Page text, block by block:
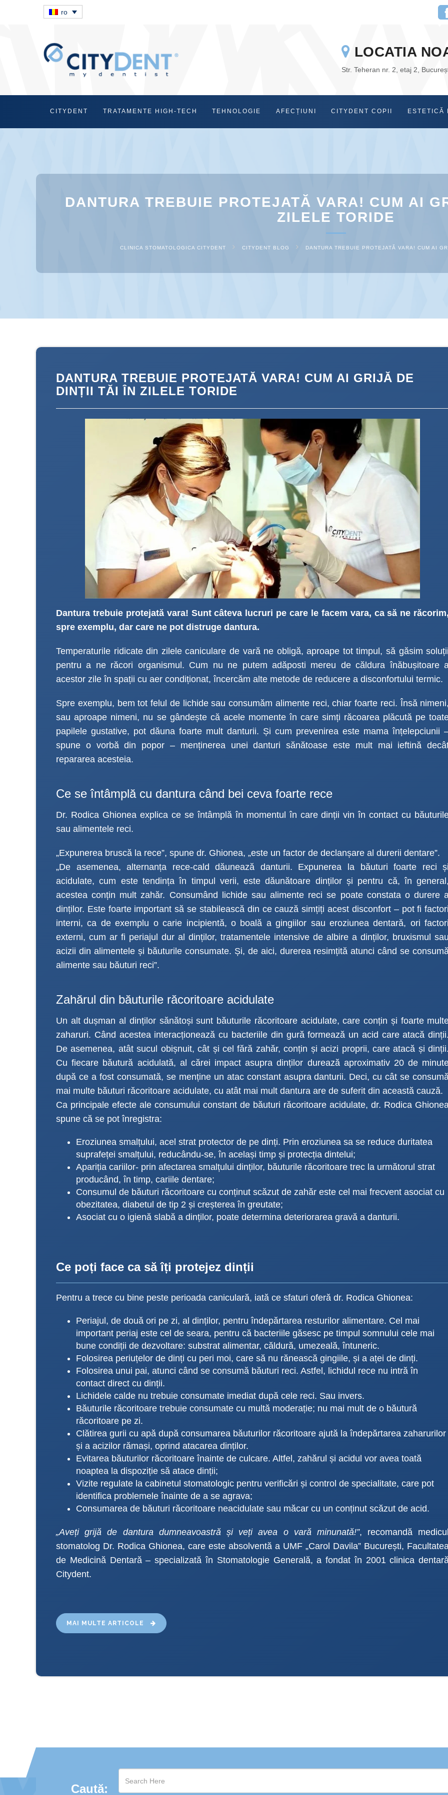
ro
LOCATIA
Str. Teheran nr. 2, etaj 2,
CITYDENT TRATAMENTE HIGH-TECH TEHNOLOGIE AFECȚIUNI CITYDENT COPII ESTETICĂ
DANTURA TREBUIE PROTEJATĂ VARA! CUM AI
ZILELE TORIDE
CLINICA STOMATOLOGICA CITYDENT CITYDENT BLOG DANTURA TREBUIE PROTEJATĂ VARA! CUM AI
DANTURA TREBUIE PROTEJATĂ VARA! CUM AI GRIJĂ DE
DINȚII TĂI ÎN ZILELE TORIDE
Dantura trebuie protejată vara! Sunt câteva lucruri pe care le facem vara, ca să ne răcorim,
spre exemplu, dar care ne pot distruge dantura.
Temperaturile ridicate din zilele caniculare de vară ne obligă, aproape tot timpul, să găsim soluții
pentru a ne răcori organismul. Cum nu ne putem adăposti mereu de căldura înăbușitoare
acestor zile în spații cu aer condiționat, încercăm alte metode de reducere a disconfortului termic.
Spre exemplu, bem tot felul de lichide sau consumăm alimente reci, chiar foarte reci. Însă nimeni,
sau aproape nimeni, nu se gândește că acele momente în care simți răcoarea plăcută pe
papilele gustative, pot dăuna foarte mult danturii. Și cum prevenirea este mama înțelepciunii
spune o vorbă din popor – menținerea unei danturi sănătoase este mult mai ieftină
repararea acesteia.
Ce se întâmplă cu dantura când bei ceva foarte rece
Dr. Rodica Ghionea explica ce se întâmplă în momentul în care dinții vin în contact cu
sau alimentele reci.
„Expunerea bruscă la rece”, spune dr. Ghionea, „este un factor de declanșare al durerii dentare”.
„De asemenea, alternanța rece-cald dăunează danturii. Expunerea la băuturi foarte reci și
acidulate, cum este tendința în timpul verii, este dăunătoare dinților și pentru că, în general,
acestea conțin mult zahăr. Consumând lichide sau alimente reci se poate constata o durere
dinților. Este foarte important să se stabilească din ce cauză simțiți acest disconfort – pot fi factori
interni, ca de exemplu o carie incipientă, o boală a gingiilor sau eroziunea dentară, ori factori
externi, cum ar fi periajul dur al dinților, tratamentele intensive de albire a dinților, bruxismul sau
acizii din alimentele și băuturile consumate. Și, de aici, durerea resimțită atunci când se
alimente sau băuturi reci”.
Zahărul din băuturile răcoritoare acidulate
Un alt dușman al dinților sănătoși sunt băuturile răcoritoare acidulate, care conțin și foarte
zaharuri. Când acestea interacționează cu bacteriile din gură formează un acid care atacă dinții.
De asemenea, atât sucul obișnuit, cât și cel fără zahăr, conțin și acizi proprii, care atacă și dinții.
Cu fiecare băutură acidulată, al cărei impact asupra dinților durează aproximativ 20 de
după ce a fost consumată, se menține un atac constant asupra danturii. Deci, cu cât se
mai multe băuturi răcoritoare acidulate, cu atât mai mult dantura are de suferit din această cauză.
Ca principale efecte ale consumului constant de băuturi răcoritoare acidulate, dr. Rodica
spune că se pot înregistra:
Eroziunea smalțului, acel strat protector de pe dinți. Prin eroziunea sa se reduce duritatea
suprafeței smalțului, reducându-se, în același timp și protecția dintelui;
Apariția cariilor- prin afectarea smalțului dinților, băuturile răcoritoare trec la următorul strat
producând, în timp, cariile dentare;
Consumul de băuturi răcoritoare cu conținut scăzut de zahăr este cel mai frecvent asociat cu
obezitatea, diabetul de tip 2 și creșterea în greutate;
Asociat cu o igienă slabă a dinților, poate determina deteriorarea gravă a danturii.
Ce poți face ca să îți protejez dinții
Pentru a trece cu bine peste perioada caniculară, iată ce sfaturi oferă dr. Rodica Ghionea:
Periajul, de două ori pe zi, al dinților, pentru îndepărtarea resturilor alimentare. Cel mai
important periaj este cel de seara, pentru că bacteriile găsesc pe timpul somnului cele mai
bune condiții de dezvoltare: substrat alimentar, căldură, umezeală, întuneric.
Folosirea periuțelor de dinți cu peri moi, care să nu rănească gingiile, și a aței de dinți.
Folosirea unui pai, atunci când se consumă băuturi reci. Astfel, lichidul rece nu intră în
contact direct cu dinții.
Lichidele calde nu trebuie consumate imediat după cele reci. Sau invers.
Băuturile răcoritoare trebuie consumate cu multă moderație; nu mai mult de o băutură
răcoritoare pe zi.
Clătirea gurii cu apă după consumarea băuturilor răcoritoare ajută la îndepărtarea zaharurilor
și a acizilor rămași, oprind atacarea dinților.
Evitarea băuturilor răcoritoare înainte de culcare. Altfel, zahărul și acidul vor avea toată
noaptea la dispoziție să atace dinții;
Vizite regulate la cabinetul stomatologic pentru verificări și control de specialitate, care pot
identifica problemele înainte de a se agrava;
Consumarea de băuturi răcoritoare neacidulate sau măcar cu un conținut scăzut de acid.
„Aveți grijă de dantura dumneavoastră și veți avea o vară minunată!”, recomandă medicul
stomatolog Dr. Rodica Ghionea, care este absolventă a UMF „Carol Davila” București,
de Medicină Dentară – specializată în Stomatologie Generală, a fondat în 2001 clinica
Citydent.
MAI MULTE ARTICOLE
Caută: